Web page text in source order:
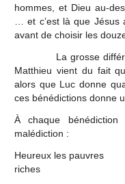
hommes, et Dieu au-
… et c’est là que
avant de choisir les
La grosse
Matthieu vient du fait
alors que Luc donne
ces bénédictions donne
À chaque
malédiction :
Heureux les
riches